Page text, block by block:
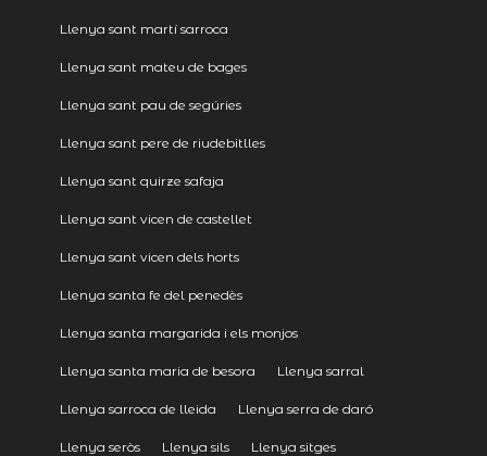
Llenya sant martí sarroca
Llenya sant mateu de bages
Llenya sant pau de segúries
Llenya sant pere de riudebitlles
Llenya sant quirze safaja
Llenya sant vicen de castellet
Llenya sant vicen dels horts
Llenya santa fe del penedès
Llenya santa margarida i els monjos
Llenya santa maria de besora Llenya sarral
Llenya sarroca de lleida Llenya serra de daró
Llenya seròs Llenya sils Llenya sitges